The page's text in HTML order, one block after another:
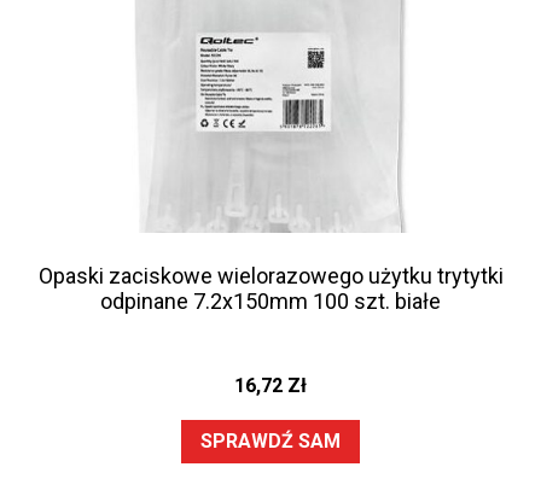
Opaski zaciskowe wielorazowego użytku trytytki
odpinane 7.2x150mm 100 szt. białe
16,72 Zł
SPRAWDŹ SAM